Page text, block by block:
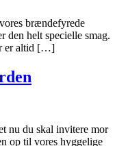
brændefyrede
den helt specielle smag.
er altid […]
nu du skal invitere mor
op til vores hyggelige